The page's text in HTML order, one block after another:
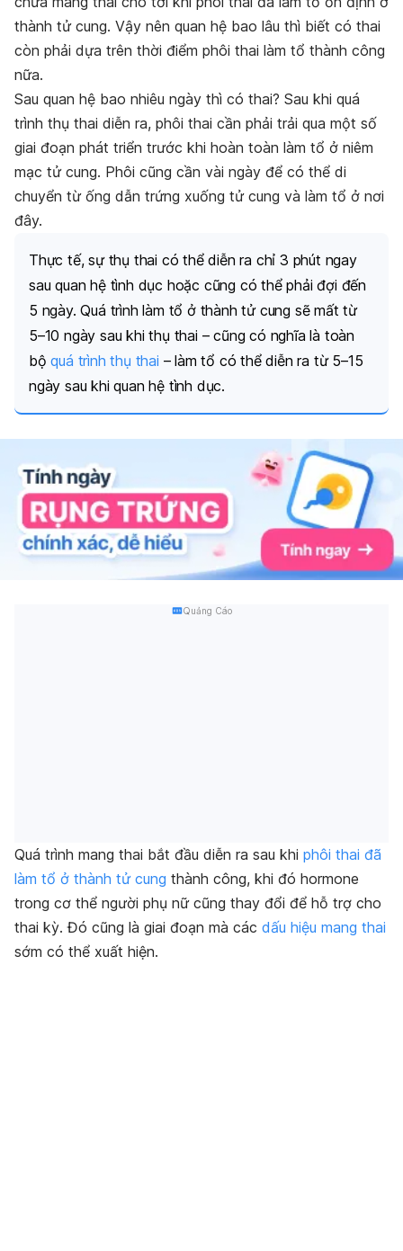
thành tử cung. Vậy nên quan hệ bao lâu thì biết có thai
còn phải dựa trên thời điểm phôi thai làm tổ thành công
nữa.
Sau quan hệ bao nhiêu ngày thì có thai? Sau khi quá
trình thụ thai diễn ra, phôi thai cần phải trải qua một số
giai đoạn phát triển trước khi hoàn toàn làm tổ ở niêm
mạc tử cung. Phôi cũng cần vài ngày để có thể di
chuyển từ ống dẫn trứng xuống tử cung và làm tổ ở nơi
đây.
Thực tế, sự thụ thai có thể diễn ra chỉ 3 phút ngay
sau quan hệ tình dục hoặc cũng có thể phải đợi đến
5 ngày. Quá trình làm tổ ở thành tử cung sẽ mất từ
5–10 ngày sau khi thụ thai – cũng có nghĩa là toàn
bộquá trình thụ thai – làm tổ có thể diễn ra từ 5–15
ngày sau khi quan hệ tình dục.
Quảng Cáo
Quá trình mang thai bắt đầu diễn ra sau khi phôi thai đã
làm tổ ở thành tử cung thành công, khi đó hormone
trong cơ thể người phụ nữ cũng thay đổi để hỗ trợ cho
thai kỳ. Đó cũng là giai đoạn mà các dấu hiệu mang thai
sớm có thể xuất hiện.